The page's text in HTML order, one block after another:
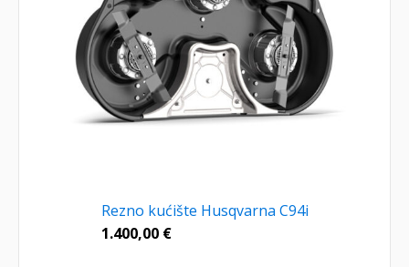
Rezno kućište Husqvarna C94i
1.400,00 €